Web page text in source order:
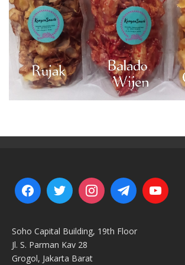
Soho Capital Building, 19th Floor
Jl. S. Parman Kav 28
Grogol, Jakarta Barat